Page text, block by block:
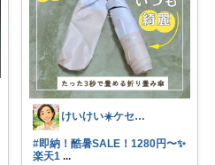
けいけい☀️ケセラセラと軽やかに🌻
#即納！酷暑SALE！1280円〜✨
楽天1 ...